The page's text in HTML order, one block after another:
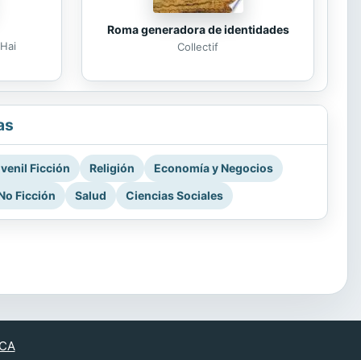
Roma generadora de identidades
Collectif
Ficción Religión
Economía y Negocios
Ficción
Salud Ciencias Sociales